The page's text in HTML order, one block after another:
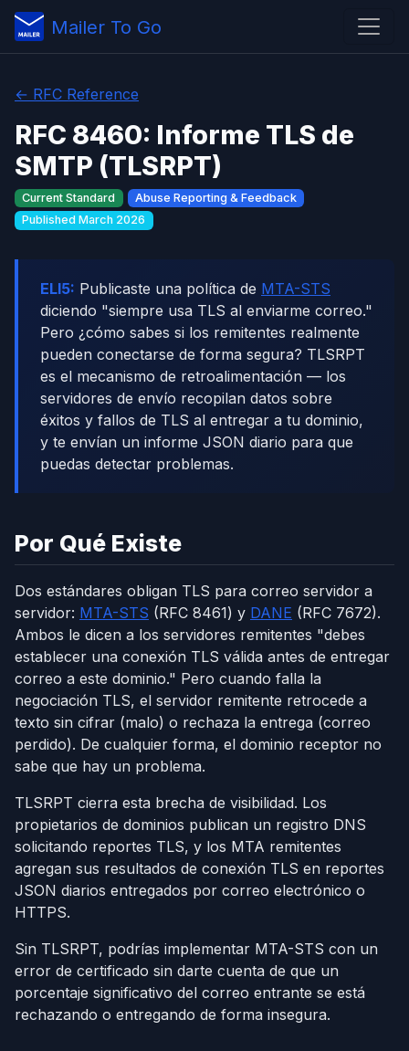
Mailer To Go
← RFC Reference
RFC 8460: Informe TLS de
SMTP (TLSRPT)
Current Standard
Abuse Reporting & Feedback
Published March 2026
ELI5: Publicaste una política de MTA-STS
diciendo "siempre usa TLS al enviarme correo."
Pero ¿cómo sabes si los remitentes realmente
pueden conectarse de forma segura? TLSRPT
es el mecanismo de retroalimentación — los
servidores de envío recopilan datos sobre
éxitos y fallos de TLS al entregar a tu dominio,
y te envían un informe JSON diario para que
puedas detectar problemas.
Por Qué Existe
Dos estándares obligan TLS para correo servidor a
servidor: MTA-STS (RFC 8461) y DANE (RFC 7672).
Ambos le dicen a los servidores remitentes "debes
establecer una conexión TLS válida antes de entregar
correo a este dominio." Pero cuando falla la
negociación TLS, el servidor remitente retrocede a
texto sin cifrar (malo) o rechaza la entrega (correo
perdido). De cualquier forma, el dominio receptor no
sabe que hay un problema.
TLSRPT cierra esta brecha de visibilidad. Los
propietarios de dominios publican un registro DNS
solicitando reportes TLS, y los MTA remitentes
agregan sus resultados de conexión TLS en reportes
JSON diarios entregados por correo electrónico o
HTTPS.
Sin TLSRPT, podrías implementar MTA-STS con un
error de certificado sin darte cuenta de que un
porcentaje significativo del correo entrante se está
rechazando o entregando de forma insegura.